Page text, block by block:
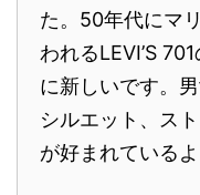
た。50年代にマ
われるLEVI’S
に新しいです。
シルエット、ス
が好まれているよ